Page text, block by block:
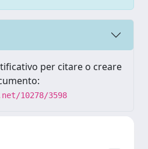
per citare o creare
10278/3598